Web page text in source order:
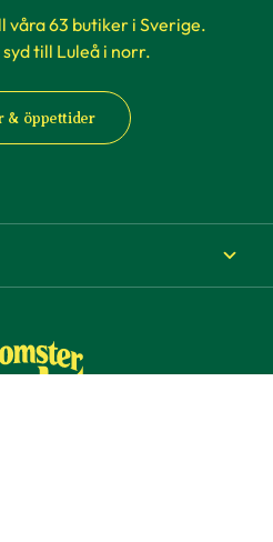
våra 63 butiker i Sverige.
till Luleå i norr.
& öppettider